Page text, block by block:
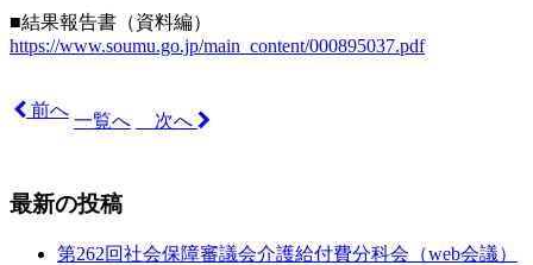
■結果報告書（資料編）
https://www.soumu.go.jp/main_content/000895037.pdf
前へ
一覧へ 次へ
最新の投稿
第262回社会保障審議会介護給付費分科会（web会議）